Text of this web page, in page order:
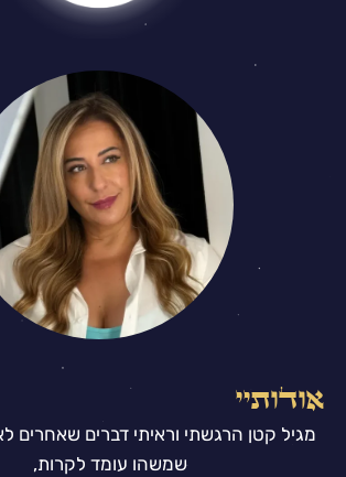
אודותיי
מגיל קטן הרגשתי וראיתי דברים שאחרים
שמשהו עומד לקרות,